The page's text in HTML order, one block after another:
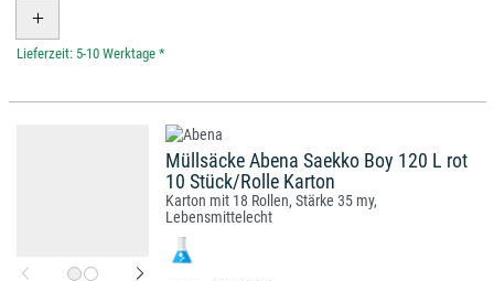
*
Müllsäcke Abena Saekko Boy 120 L rot
10 Stück/Rolle Karton
Karton mit 18 Rollen, Stärke 35 my,
Lebensmittelecht